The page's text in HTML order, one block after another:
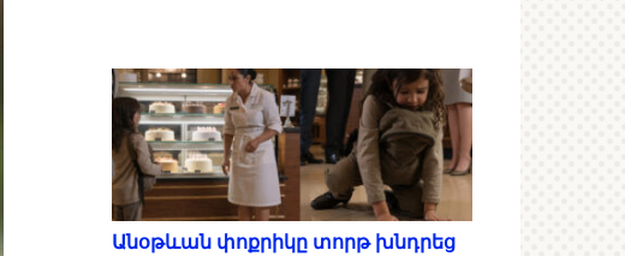
Անօթևան փոքրիկը տորթ խնդրեց